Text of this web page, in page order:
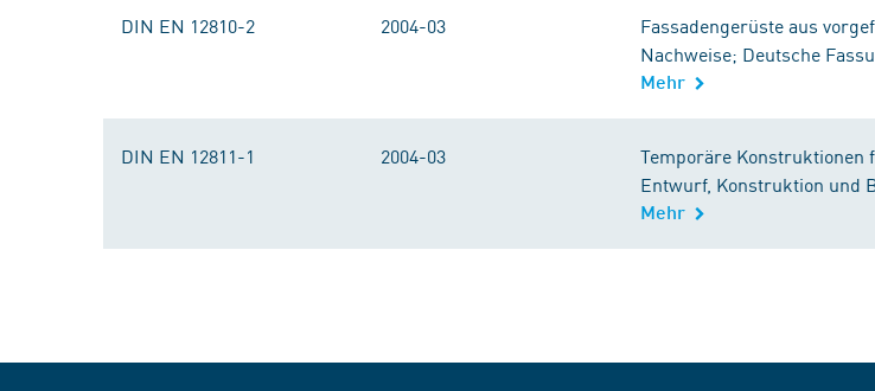
DIN EN 12810-2 2004-03
Fassadengerüste aus
Nachweise; Deutsche
Mehr
DIN EN 12811-1 2004-03
Temporäre Konstruktionen
Entwurf, Konstruktion und
Mehr